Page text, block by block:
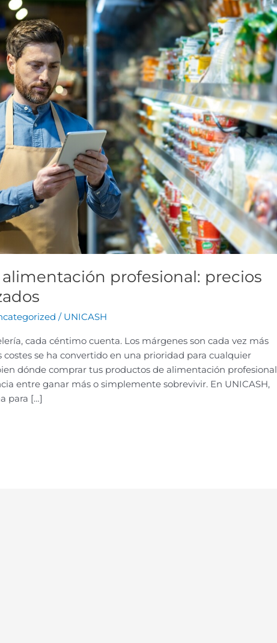
profesional: precios
/ UNICASH
cada céntimo cuenta. Los márgenes son cada vez más
costes se ha convertido en una prioridad para cualquier
dónde comprar tus productos de alimentación profesional
entre ganar más o simplemente sobrevivir. En UNICASH,
para […]